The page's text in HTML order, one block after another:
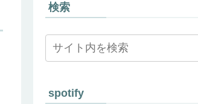
検索
spotify